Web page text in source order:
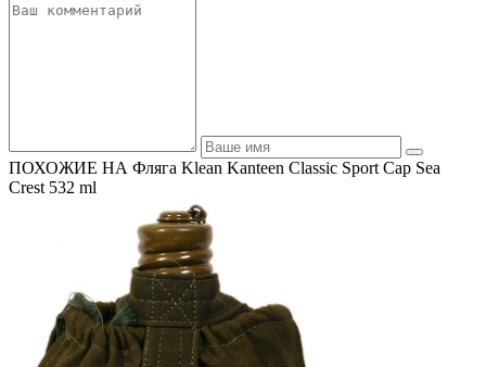
ПОХОЖИЕ НА Фляга Klean Kanteen Classic Sport Cap Sea
Crest 532 ml